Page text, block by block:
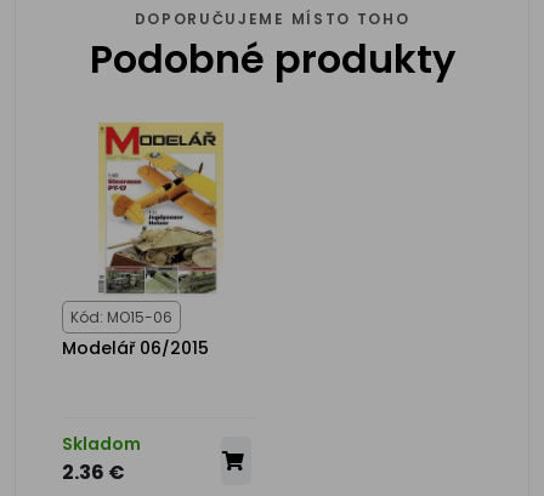
DOPORUČUJEME MÍSTO TOHO
Podobné produkty
Kód: MO15-06
Modelář 06/2015
Skladom
2.36 €